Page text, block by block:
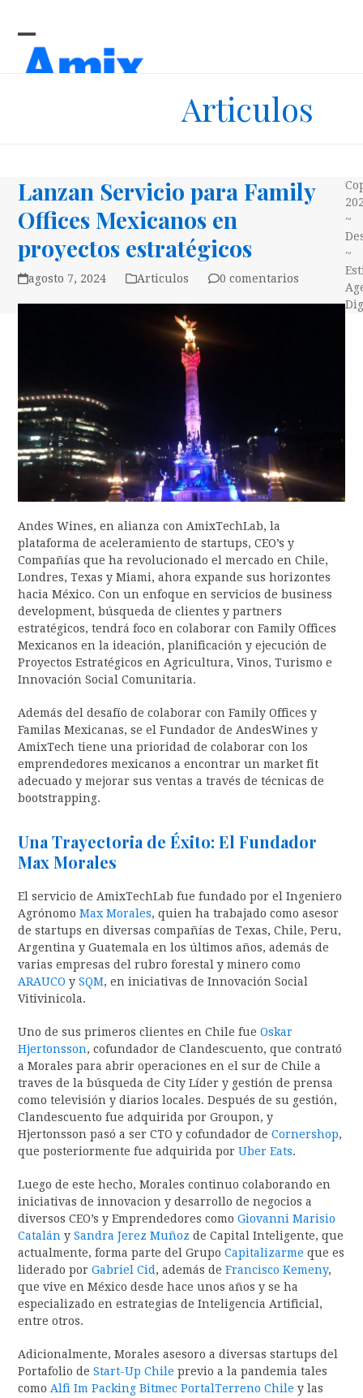
Open
mobile
Close
mobile
Articulos
Lanzan Servicio para Family
Offices Mexicanos en
proyectos estratégicos
agosto 7, 2024 Articulos 0 comentarios
Andes Wines, en alianza con AmixTechLab, la
plataforma de aceleramiento de startups, CEO’s y
Compañías que ha revolucionado el mercado en Chile,
Londres, Texas y Miami, ahora expande sus horizontes
hacia México. Con un enfoque en servicios de business
development, búsqueda de clientes y partners
estratégicos, tendrá foco en colaborar con Family Offices
Mexicanos en la ideación, planificación y ejecución de
Proyectos Estratégicos en Agricultura, Vinos, Turismo e
Innovación Social Comunitaria.
Además del desafío de colaborar con Family Offices y
Familas Mexicanas, se el Fundador de AndesWines y
AmixTech tiene una prioridad de colaborar con los
emprendedores mexicanos a encontrar un market fit
adecuado y mejorar sus ventas a través de técnicas de
bootstrapping.
Una Trayectoria de Éxito: El Fundador
Max Morales
El servicio de AmixTechLab fue fundado por el Ingeniero
AgrónomoMax Morales, quien ha trabajado como asesor
de startups en diversas compañías de Texas, Chile, Peru,
Argentina y Guatemala en los últimos años, además de
varias empresas del rubro forestal y minero como
ARAUCO ySQM, en iniciativas de Innovación Social
Vitivinicola.
Uno de sus primeros clientes en Chile fueOskar
Hjertonsson, cofundador de Clandescuento, que contrató
a Morales para abrir operaciones en el sur de Chile a
traves de la búsqueda de City Líder y gestión de prensa
como televisión y diarios locales. Después de su gestión,
Clandescuento fue adquirida por Groupon, y
Hjertonsson pasó a ser CTO y cofundador deCornershop,
que posteriormente fue adquirida porUber Eats.
Luego de este hecho, Morales continuo colaborando en
iniciativas de innovacion y desarrollo de negocios a
diversos CEO’s y Emprendedores comoGiovanni Marisio
Catalán ySandra Jerez Muñoz de Capital Inteligente, que
actualmente, forma parte del GrupoCapitalizarme que es
liderado porGabriel Cid, además deFrancisco Kemeny,
que vive en México desde hace unos años y se ha
especializado en estrategias de Inteligencia Artificial,
entre otros.
Adicionalmente, Morales asesoro a diversas startups del
Portafolio deStart-Up Chile previo a la pandemia tales
comoAlfi Im Packing Bitmec PortalTerreno Chile y las
~
~